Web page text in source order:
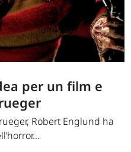
per un film e
Robert Englund ha